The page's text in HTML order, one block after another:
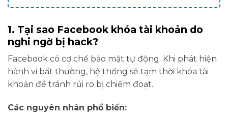
1. Tại sao Facebook khóa tài khoản do
nghi ngờ bị hack?
Facebook có cơ chế bảo mật tự động. Khi phát hiện
hành vi bất thường, hệ thống sẽ tạm thời khóa tài
khoản để tránh rủi ro bị chiếm đoạt.
Các nguyên nhân phổ biến: